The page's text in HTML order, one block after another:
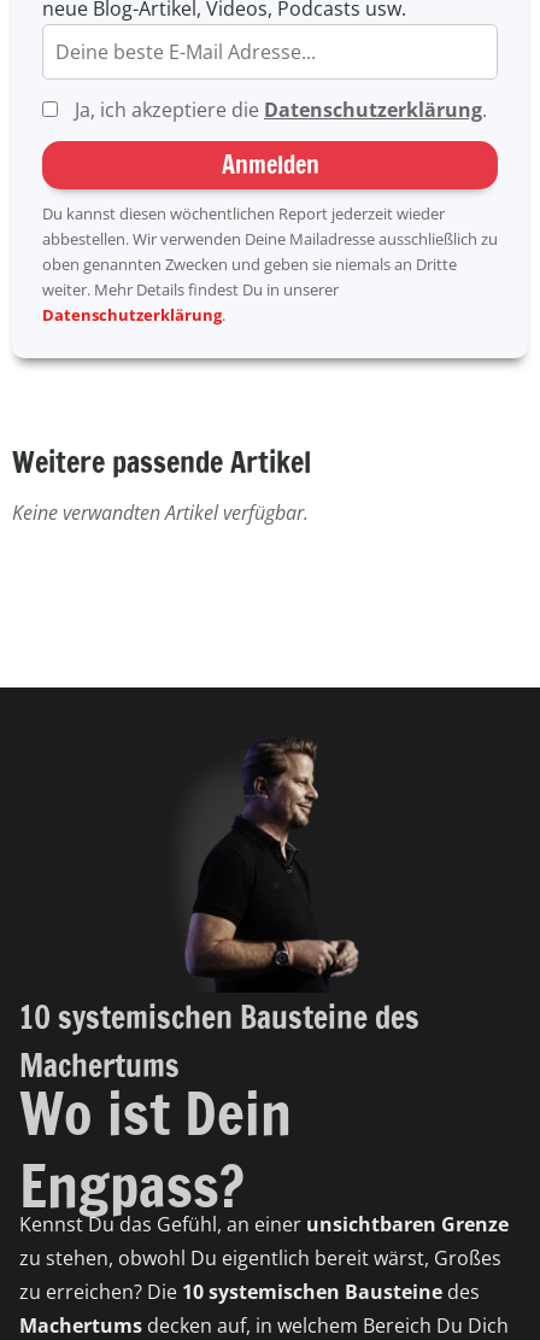
neue Blog-Artikel, Videos, Podcasts usw.
Ja, ich akzeptiere die Datenschutzerklärung.
Anmelden
Du kannst diesen wöchentlichen Report jederzeit wieder
abbestellen. Wir verwenden Deine Mailadresse ausschließlich zu
oben genannten Zwecken und geben sie niemals an Dritte
weiter. Mehr Details findest Du in unserer
Datenschutzerklärung.
Weitere passende Artikel
Keine verwandten Artikel verfügbar.
10 systemischen Bausteine des
Machertums
Wo ist Dein
Engpass?
Kennst Du das Gefühl, an einer unsichtbaren Grenze
zu stehen, obwohl Du eigentlich bereit wärst, Großes
zu erreichen? Die 10 systemischen Bausteine des
Machertums decken auf, in welchem Bereich Du Dich